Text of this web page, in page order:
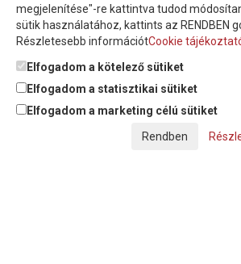
Feliratkozom a hírlevélre és
tájékoztatót elolvastam, megismertem és
© Copyright Triász-Tömlő Kft. | Minden
megjelenítése"-re kattintva tudod
sütik használatához, kattints az RENDBEN
Részletesebb információtCookie
Elfogadom a kötelező sütiket
Elfogadom a statisztikai sütiket
Elfogadom a marketing célú sütiket